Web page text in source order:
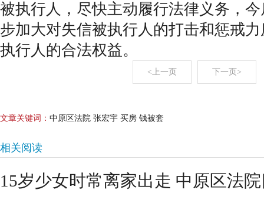
被执行人，尽快主动履行法律义务，
步加大对失信被执行人的打击和惩戒
执行人的合法权益。
<上一页 下一页>
文章关键词： 中原区法院 张宏宇 买房 钱被套
相关阅读
15岁少女时常离家出走 中原区法